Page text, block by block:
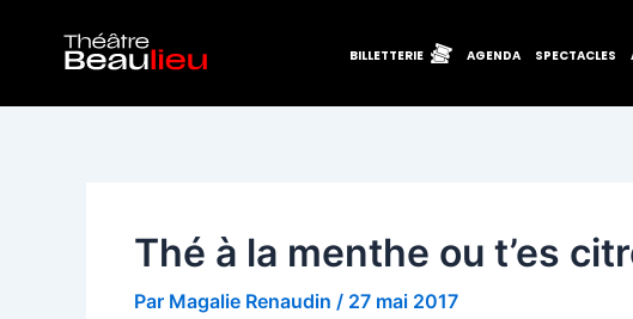
contenu
BILLETTERIE AGENDA SPECTACLES
Thé à la menthe ou t’es
Par Magalie Renaudin / 27 mai 2017
des
articles